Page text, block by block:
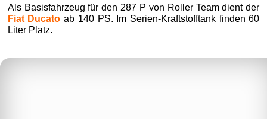
Als Basisfahrzeug für den 287 P von Roller Team dient der
Fiat Ducato ab 140 PS. Im Serien-Kraftstofftank finden 60
Liter Platz.